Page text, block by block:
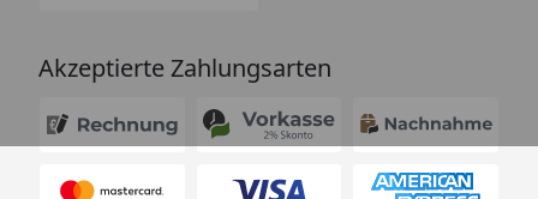
Akzeptierte Zahlungsarten